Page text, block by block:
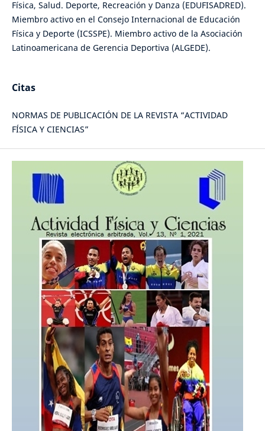
Física, Salud. Deporte, Recreación y Danza (EDUFISADRED).
Miembro activo en el Consejo Internacional de Educación
Física y Deporte (ICSSPE). Miembro activo de la Asociación
Latinoamericana de Gerencia Deportiva (ALGEDE).
Citas
NORMAS DE PUBLICACIÓN DE LA REVISTA “ACTIVIDAD
FÍSICA Y CIENCIAS”